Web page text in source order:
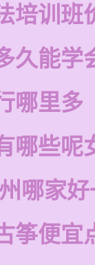
培训班
久能学
哪里多
哪些呢
哪家
筝便宜